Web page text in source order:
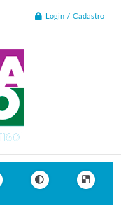
Login / Cadastro